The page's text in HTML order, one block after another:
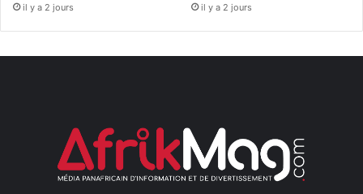
il y a 2 jours il y a 2 jours